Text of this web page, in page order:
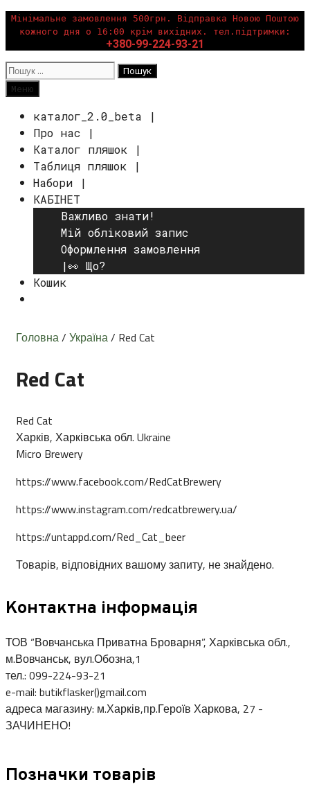
Перейти
вмісту
Мінімальне замовлення 500грн. Відправка Новою Поштою
кожного дня о 16:00 крім вихідних. тел.підтримки:
+380-99-224-93-21
Пошук:
Пошук
Меню
каталог_2.0_beta |
Про нас |
Каталог пляшок |
Таблиця пляшок |
Набори |
КАБІНЕТ
Важливо знати!
Мій обліковий запис
Оформлення замовлення
|👀 Що?
Кошик
Головна/ Україна/ Red Cat
Red Cat
Red Cat
Харків, Харківська обл. Ukraine
Micro Brewery
https://www.facebook.com/RedCatBrewery
https://www.instagram.com/redcatbrewery.ua/
https://untappd.com/Red_Cat_beer
Товарів, відповідних вашому запиту, не знайдено.
Контактна інформація
ТОВ “Вовчанська Приватна Броварня”, Харківська обл.,
м.Вовчанськ, вул.Обозна,1
тел.: 099-224-93-21
e-mail: butikflasker()gmail.com
адреса магазину: м.Харків,пр.Героїв Харкова, 27 -
ЗАЧИНЕНО!
Позначки товарів